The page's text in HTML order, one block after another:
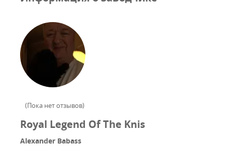
(Пока нет отзывов)
Royal Legend Of The Knis
Alexander Babass